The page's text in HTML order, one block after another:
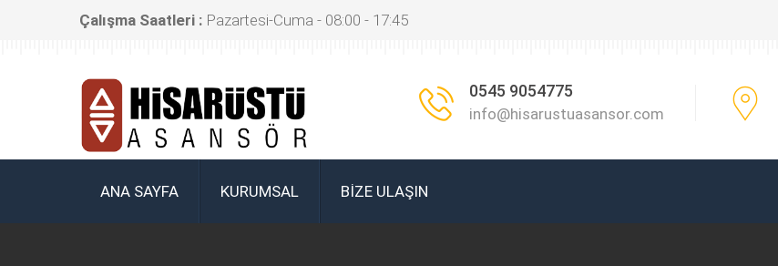
Çalışma Saatleri : Pazartesi-Cuma - 08:00 - 17:45
0545 9054775
info@hisarustuasansor.com
ANA SAYFA KURUMSAL BIZE ULAŞIN